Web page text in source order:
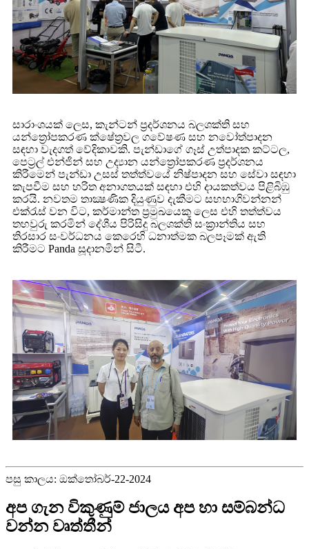
සාරාංශයක් ලෙස, කැන්ටන් ප්‍රදර්ශනය බලශක්ති සහ
යන්ත්‍රෝපකරණ ක්ෂේත්‍රවල ගවේෂණ සහ නවෝත්පාදන
සඳහා වැදගත් වේදිකාවකි. පැන්ඩාගේ ගෑස් උත්පාදක කට්ටල,
පෙට්‍රල් එන්ජින් සහ උද්‍යාන යන්ත්‍රෝපකරණ ප්‍රදර්ශනය
කිරීමෙන් පැන්ඩා උසස් තත්ත්වයේ නිෂ්පාදන සහ සේවා සඳහා
කැපවීම සහ හරිත අනාගතයක් සඳහා එහි දායකත්වය පිළිබිඹු
කරයි. නවතම තාක්‍ෂණික දියුණුව දැකීමට සහභාගිවන්නන්
එක්රැස් වන විට, කර්මාන්ත ප්‍රමුඛයෙකු ලෙස එහි තත්ත්වය
තහවුරු කරමින් දේශීය පිරිසිදු බලශක්ති සංක්‍රාන්තිය සහ
තිරසාර සංවර්ධනය කෙරෙහි ධනාත්මක බලපෑමක් ඇති
කිරීමට Panda සූදානමින් සිටී.
පසු කාලය: ඔක්තෝබර්-22-2024
අප ගැන විකුණුම් ජාලය අප හා සම්බන්ධ
වන්න වෘත්තීන්